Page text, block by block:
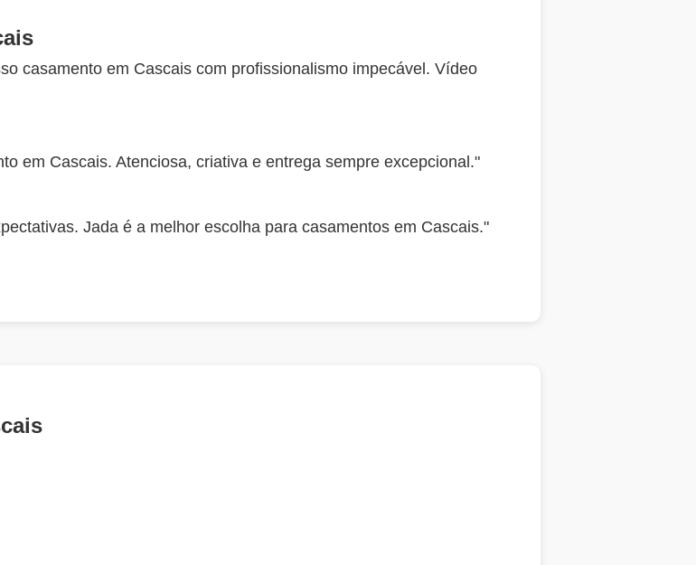
casamento em Cascais com profissionalismo impecável. Vídeo
em Cascais. Atenciosa, criativa e entrega sempre excepcional."
Jada é a melhor escolha para casamentos em Cascais."